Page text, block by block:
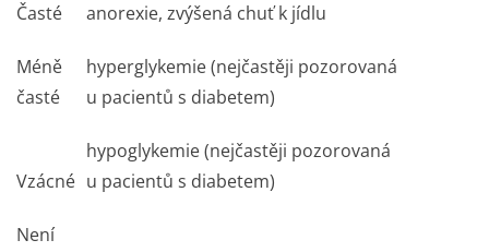
Časté anorexie, zvýšená chuť k jídlu
Méně
časté
hyperglykemie (nejčastěji pozorovaná
u pacientů s diabetem)
Vzácné
hypoglykemie (nejčastěji pozorovaná
u pacientů s diabetem)
Není